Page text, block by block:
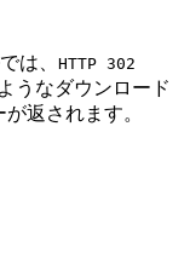
は、 HTTP 302
うなダウンロード
返されます。